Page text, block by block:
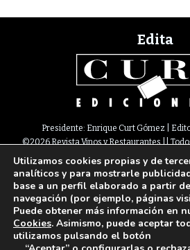
Edita
Presidente: Enrique Curt Gómez |
©2026 Revista Vinos y Restaurantes ||
Newsletter Nota legal Política de
Contacto
Paseo de Gracia, 63. 1º 2ª. 08008 Barcelona |
Select Language
Utilizamos cookies propias y de
analíticos y para mostrarle
base a un perfil elaborado a partir
navegación (por ejemplo, páginas
Puede obtener más información en
Cookies. Asimismo, puede aceptar
utilizamos pulsando el botón